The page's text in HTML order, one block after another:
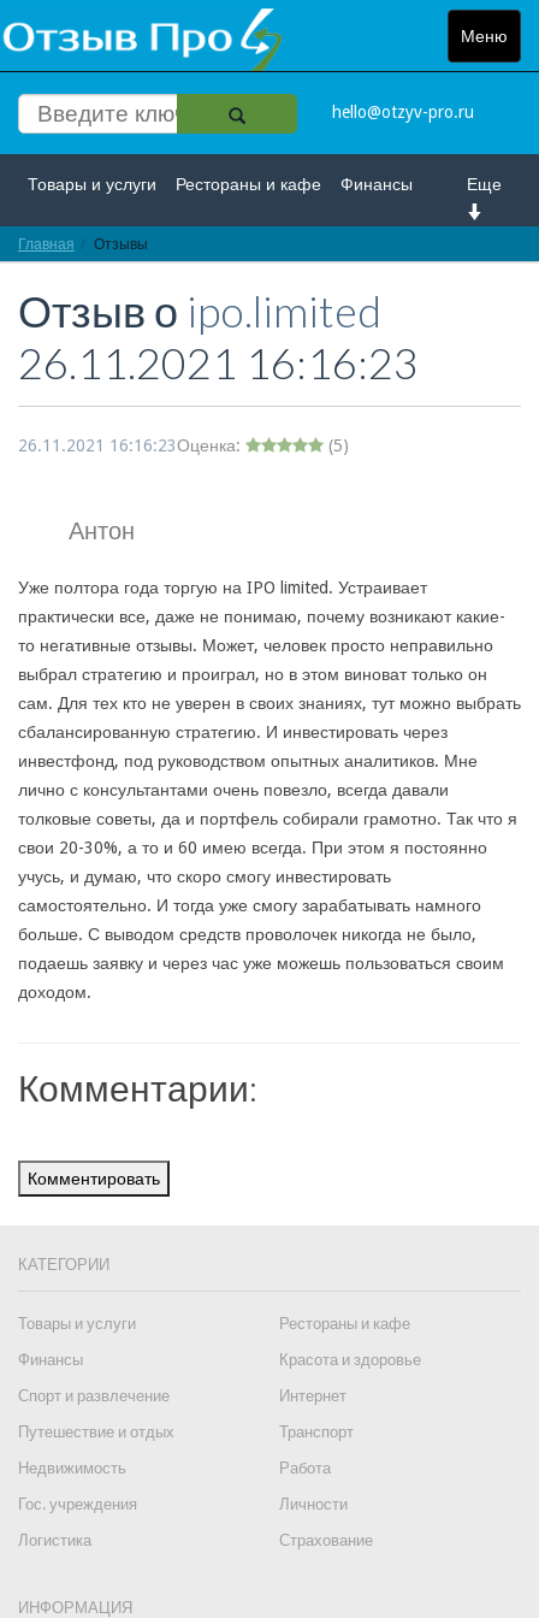
Меню
Toggle
hello@otzyv-pro.ru
Еще
Товары и услуги Рестораны и кафе Финансы
Красота и здоровье
Интернет Путешествие и отдых Транспорт
Недвижимость Работа Гос. учреждения
Главная Отзывы
Отзыв о ipo.limited
26.11.2021 16:16:23
26.11.2021 16:16:23Оценка: (5)
Антон
Уже полтора года торгую на IPO limited. Устраивает
практически все, даже не понимаю, почему возникают какие-
то негативные отзывы. Может, человек просто неправильно
выбрал стратегию и проиграл, но в этом виноват только он
сам. Для тех кто не уверен в своих знаниях, тут можно выбрать
сбалансированную стратегию. И инвестировать через
инвестфонд, под руководством опытных аналитиков. Мне
лично с консультантами очень повезло, всегда давали
толковые советы, да и портфель собирали грамотно. Так что я
свои 20-30%, а то и 60 имею всегда. При этом я постоянно
учусь, и думаю, что скоро смогу инвестировать
самостоятельно. И тогда уже смогу зарабатывать намного
больше. С выводом средств проволочек никогда не было,
подаешь заявку и через час уже можешь пользоваться своим
доходом.
Комментарии:
Комментировать
КАТЕГОРИИ
Товары и услуги
Рестораны и кафе
Финансы
Красота и здоровье
Спорт и развлечение
Интернет
Путешествие и отдых
Транспорт
Недвижимость
Работа
Гос. учреждения
Личности
Логистика
Страхование
ИНФОРМАЦИЯ